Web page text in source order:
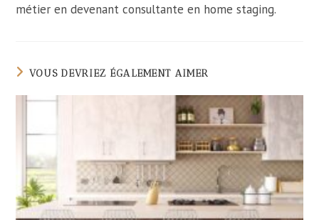
métier en devenant consultante en home staging.
VOUS DEVRIEZ ÉGALEMENT AIMER